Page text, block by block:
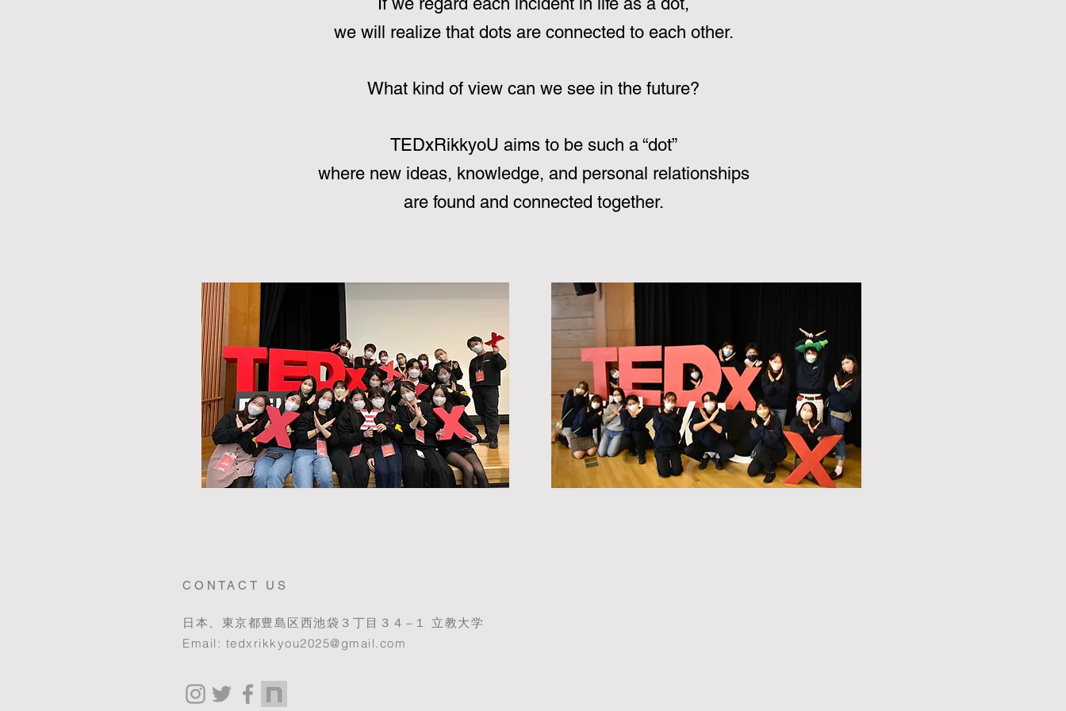
we will realize that dots are connected to each other.
What kind of view can we see in the future?
TEDxRikkyoU aims to be such a “dot”
where new ideas, knowledge, and personal relationships
are found and connected together.
CONTACT US
日本、東京都豊島区西池袋３丁目３４−１ 立教大学
​Email: tedxrikkyou2025@gmail.com